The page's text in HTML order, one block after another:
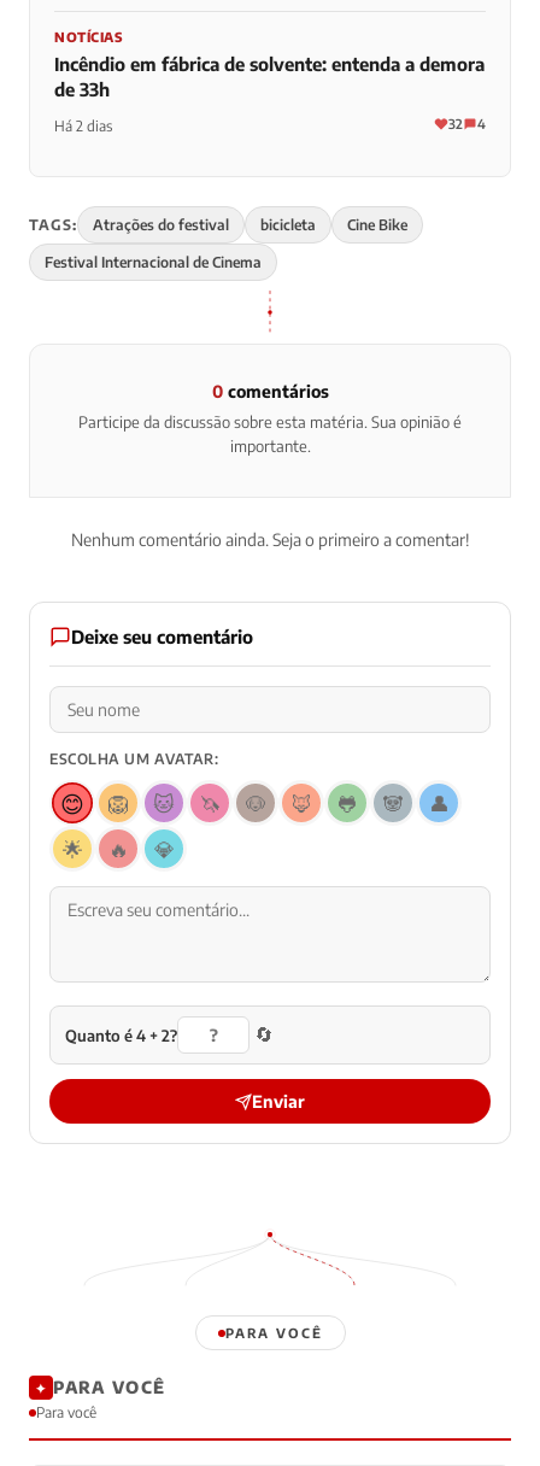
NOTÍCIAS
Incêndio em fábrica de solvente: entenda a demora
de 33h
Há 2 dias 32 4
TAGS: Atrações do festival bicicleta Cine Bike
Festival Internacional de Cinema
0comentários
Participe da discussão sobre esta matéria. Sua opinião é
importante.
Nenhum comentário ainda. Seja o primeiro a comentar!
Deixe seu comentário
ESCOLHA UM AVATAR:
😊 🦁 🐱 🦄 🐶 🦊 🐸 🐼
👤
🌟
🔥 💎
Quanto é 4 + 2? 🔄
Enviar
PARA VOCÊ
✦ PARA VOCÊ
Para você